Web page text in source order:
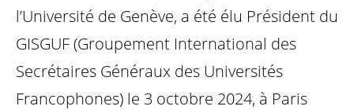
l’Université de Genève, a été élu Président du
GISGUF (Groupement International des
Secrétaires Généraux des Universités
Francophones) le 3 octobre 2024, à Paris